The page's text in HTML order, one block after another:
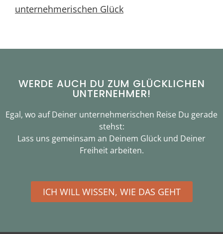
unternehmerischen Glück
WERDE AUCH DU ZUM GLÜCKLICHEN
UNTERNEHMER!
Egal, wo auf Deiner unternehmerischen Reise Du gerade
stehst:
Lass uns gemeinsam an Deinem Glück und Deiner
Freiheit arbeiten.
ICH WILL WISSEN, WIE DAS GEHT